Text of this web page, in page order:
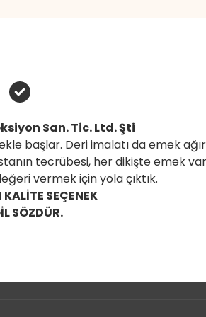
San. Tic. Ltd. Şti
başlar. Deri imalatı da emek
tecrübesi, her dikişte emek
vermek için yola çıktık.
SEÇENEK
SÖZDÜR.